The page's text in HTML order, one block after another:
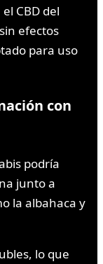
CBD del
efectos
para uso
con
podría
junto a
la albahaca y
lo que